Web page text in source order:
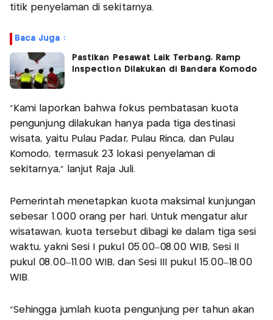
titik penyelaman di sekitarnya.
Baca Juga :
Pastikan Pesawat Laik Terbang, Ramp
Inspection Dilakukan di Bandara Komodo
“Kami laporkan bahwa fokus pembatasan kuota
pengunjung dilakukan hanya pada tiga destinasi
wisata, yaitu Pulau Padar, Pulau Rinca, dan Pulau
Komodo, termasuk 23 lokasi penyelaman di
sekitarnya,” lanjut Raja Juli.
Pemerintah menetapkan kuota maksimal kunjungan
sebesar 1.000 orang per hari. Untuk mengatur alur
wisatawan, kuota tersebut dibagi ke dalam tiga sesi
waktu, yakni Sesi I pukul 05.00–08.00 WIB, Sesi II
pukul 08.00–11.00 WIB, dan Sesi III pukul 15.00–18.00
WIB.
“Sehingga jumlah kuota pengunjung per tahun akan